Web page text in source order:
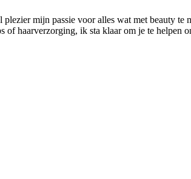
mijn passie voor alles wat met beauty
haarverzorging, ik sta klaar om je te